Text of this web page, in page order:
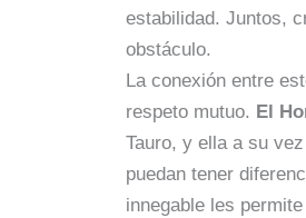
estabilidad. Juntos,
obstáculo.
La conexión entre
respeto mutuo. El
Tauro, y ella a su
puedan tener
innegable les